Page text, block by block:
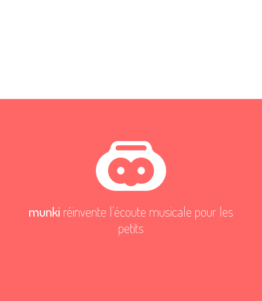
munki réinvente l'écoute musicale pour les
petits